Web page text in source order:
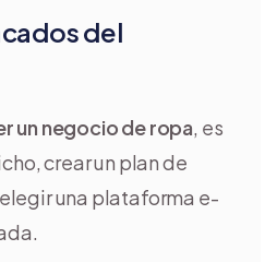
del
un negocio de ropa, es
crear un plan de
una plataforma e-